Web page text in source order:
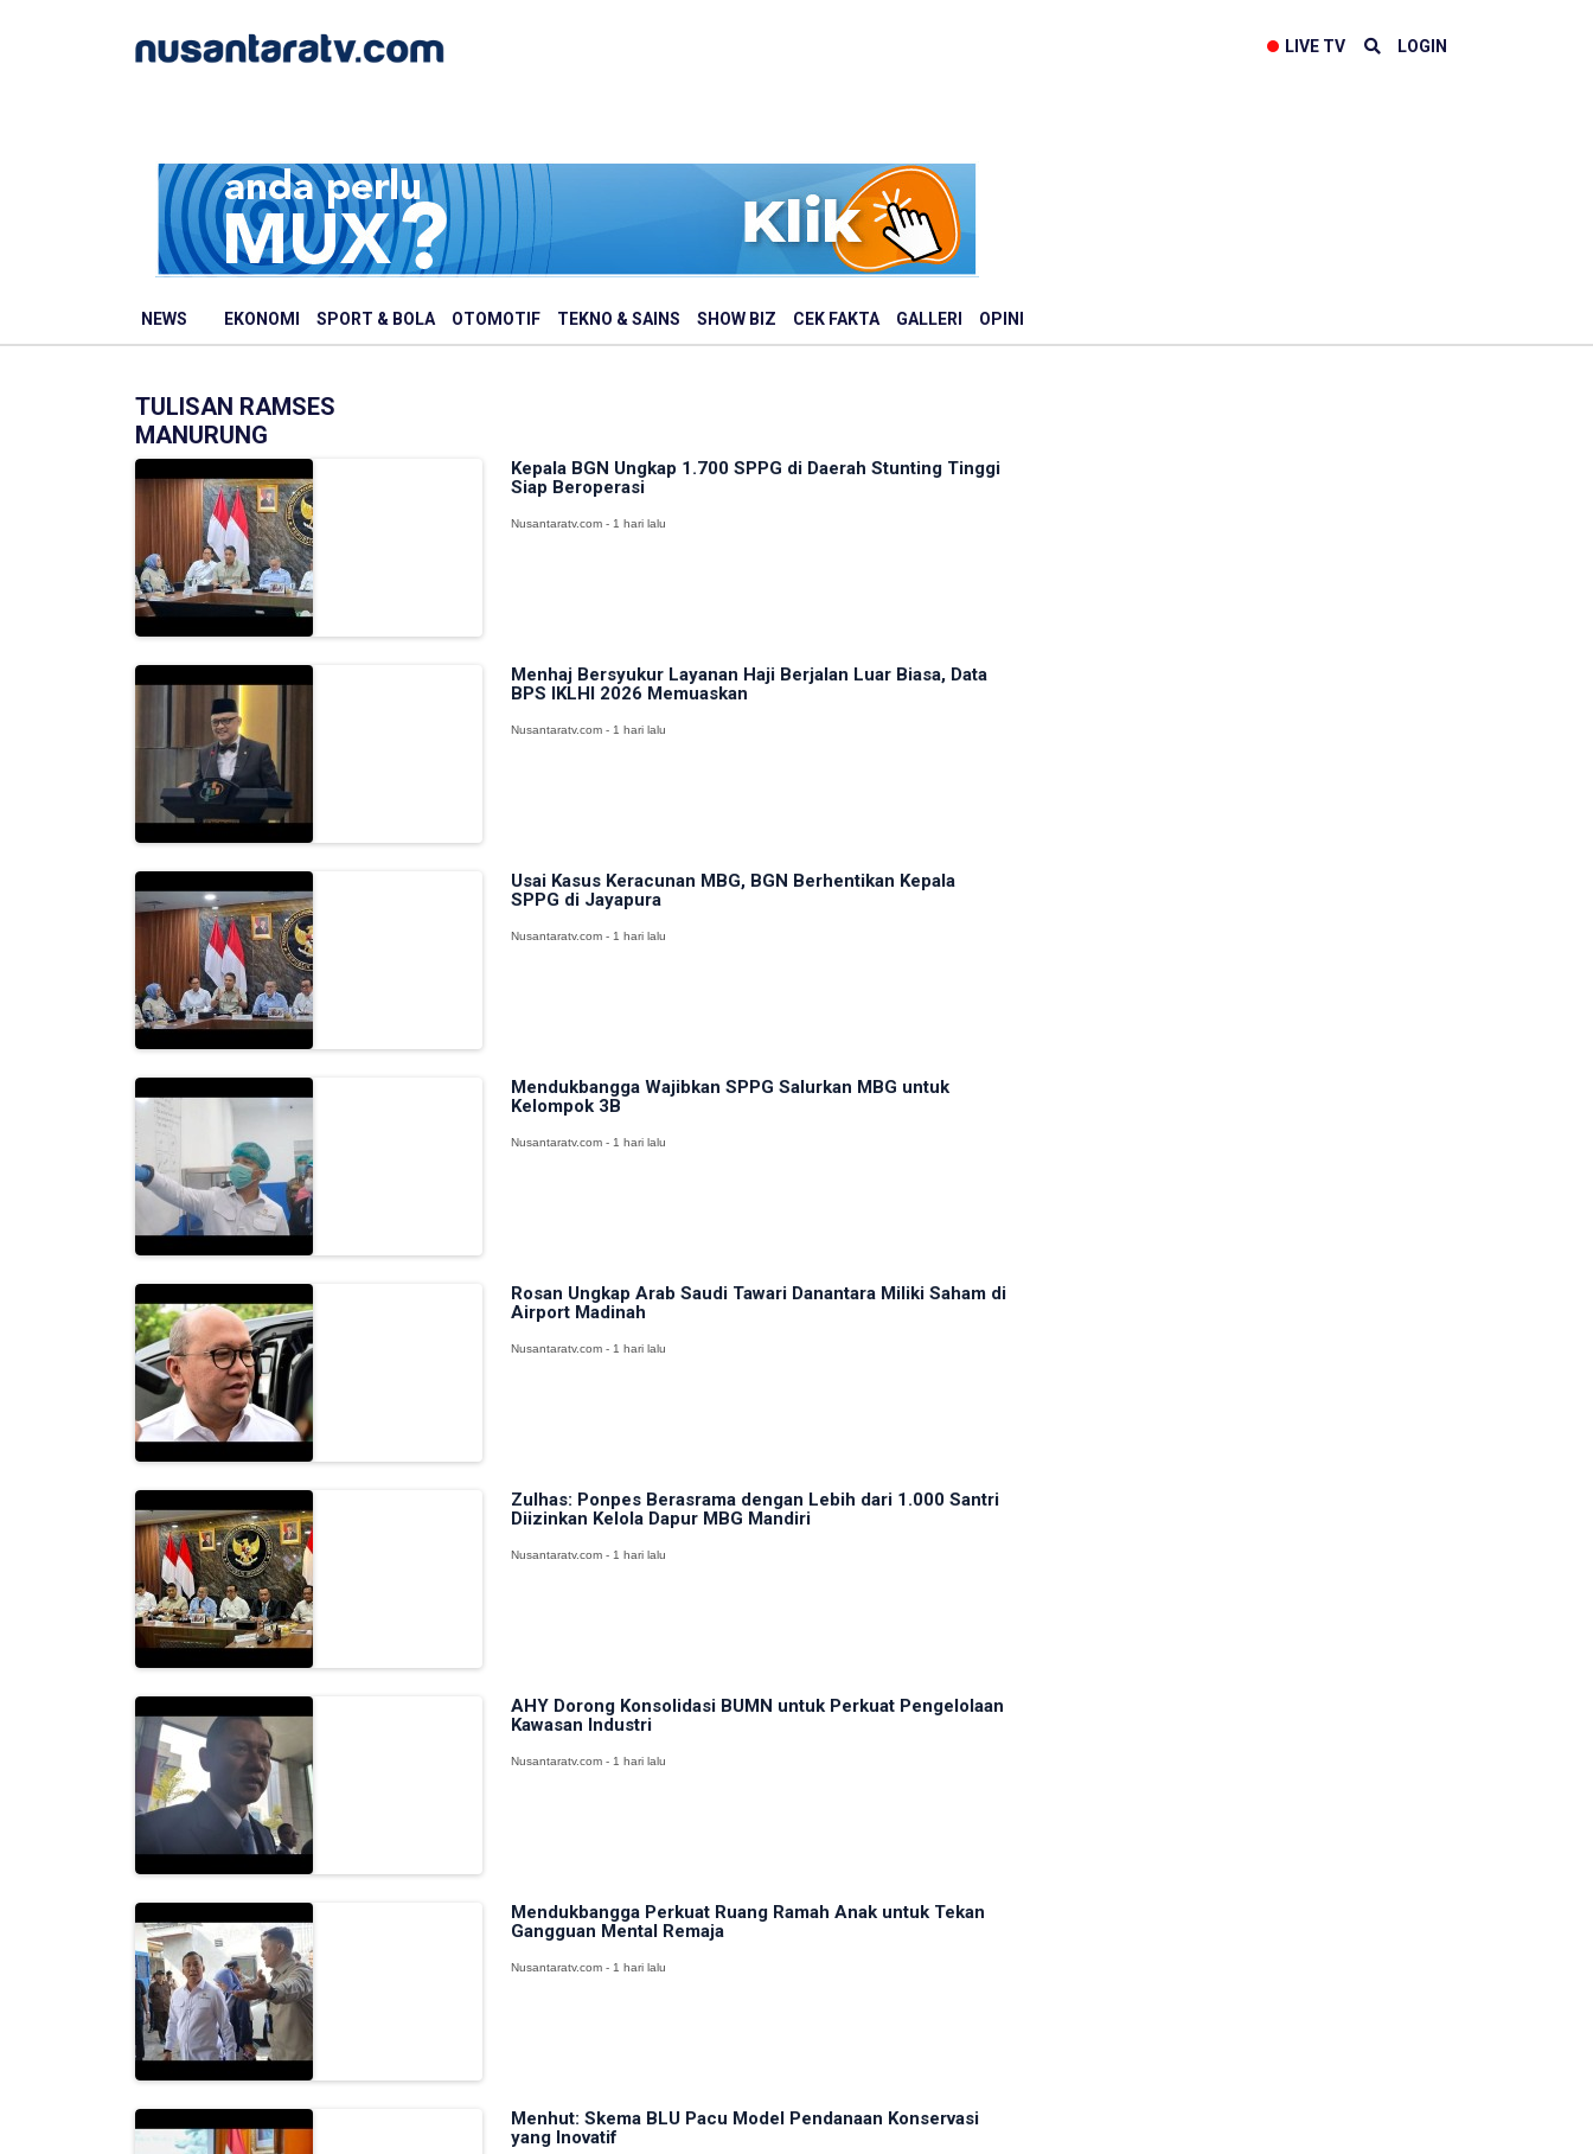
LIVE TV LOGIN
NEWS EKONOMI SPORT & BOLA OTOMOTIF TEKNO & SAINS SHOW BIZ CEK FAKTA GALLERI OPINI
TULISAN RAMSES
MANURUNG
Kepala BGN Ungkap 1.700 SPPG di Daerah Stunting Tinggi
Siap Beroperasi
Nusantaratv.com - 1 hari lalu
Menhaj Bersyukur Layanan Haji Berjalan Luar Biasa, Data
BPS IKLHI 2026 Memuaskan
Nusantaratv.com - 1 hari lalu
Usai Kasus Keracunan MBG, BGN Berhentikan Kepala
SPPG di Jayapura
Nusantaratv.com - 1 hari lalu
Mendukbangga Wajibkan SPPG Salurkan MBG untuk
Kelompok 3B
Nusantaratv.com - 1 hari lalu
Rosan Ungkap Arab Saudi Tawari Danantara Miliki Saham di
Airport Madinah
Nusantaratv.com - 1 hari lalu
Zulhas: Ponpes Berasrama dengan Lebih dari 1.000 Santri
Diizinkan Kelola Dapur MBG Mandiri
Nusantaratv.com - 1 hari lalu
AHY Dorong Konsolidasi BUMN untuk Perkuat Pengelolaan
Kawasan Industri
Nusantaratv.com - 1 hari lalu
Mendukbangga Perkuat Ruang Ramah Anak untuk Tekan
Gangguan Mental Remaja
Nusantaratv.com - 1 hari lalu
Menhut: Skema BLU Pacu Model Pendanaan Konservasi
yang Inovatif